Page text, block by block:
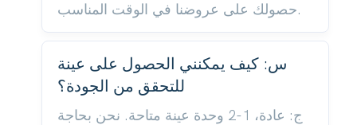
حصولك على عروضنا في الوقت المناسب.
س: كيف يمكنني الحصول على عينة
للتحقق من الجودة؟
ج: عادة، 1-2 وحدة عينة متاحة. نحن بحاجة